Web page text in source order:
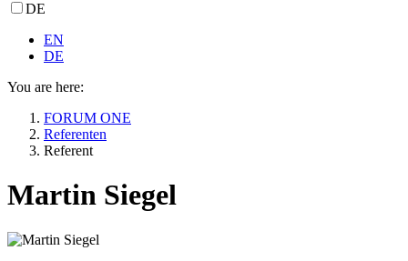
DE
EN
DE
You are here:
FORUM ONE
Referenten
Referent
Martin Siegel